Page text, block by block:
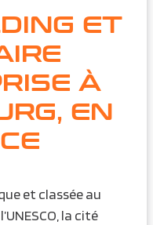
ET
À
EN
et classée au
la cité